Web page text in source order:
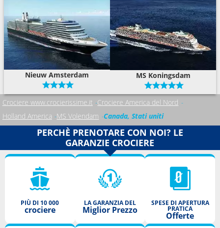
Nieuw Amsterdam MS Koningsdam
Crociere www.crocierissime.it Crociere America del Nord
Holland America MS Volendam Canada, Stati uniti
PERCHÈ PRENOTARE CON NOI? LE
GARANZIE CROCIERE
PIÙ DI 10 000
crociere
LA GARANZIA DEL
Miglior Prezzo
SPESE DI APERTURA
PRATICA
Offerte